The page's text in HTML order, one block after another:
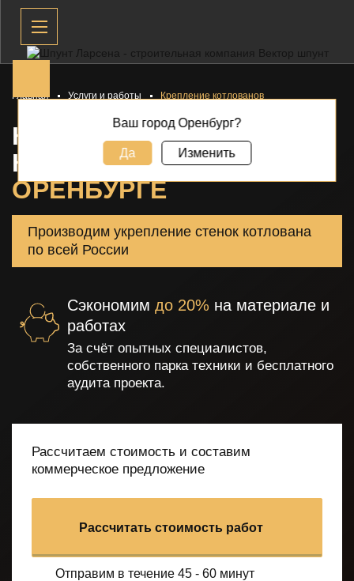
Главная Услуги и работы Крепление котлованов
КРЕПЛЕНИЕ
КОТЛОВАНОВ В
ОРЕНБУРГЕ
Производим укрепление стенок котлована
по всей России
Сэкономим до 20% на материале и
работах
За счёт опытных специалистов,
собственного паркатехники и бесплатного
аудита проекта.
Рассчитаем стоимость и составим
коммерческое предложение
Рассчитать стоимость работ
Отправим в течение 45 - 60 минут
Ваш город Оренбург?
Да Изменить